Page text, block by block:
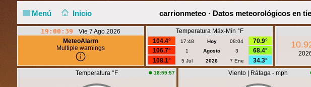
Menú Inicio carrionmeteo · Datos meteorológicos en
19:00:40
Vie 7 Ago 2026
MeteoAlarm
Multiple warnings
Temperatura Máx-Mín °F
104.4°
17:48 Hoy 08:04
70.9°
106.7°
1 Agosto 3
68.4°
108.1°
5 Jul 2026 7 Ene 34.3°
Temperatura °F 18:59:57 Viento | Ráfaga - mph